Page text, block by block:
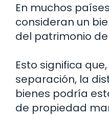
En muchos
consideran un
del patrimonio
Esto significa
separación, la
bienes podría
de propiedad